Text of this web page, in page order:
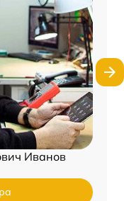
Иванов